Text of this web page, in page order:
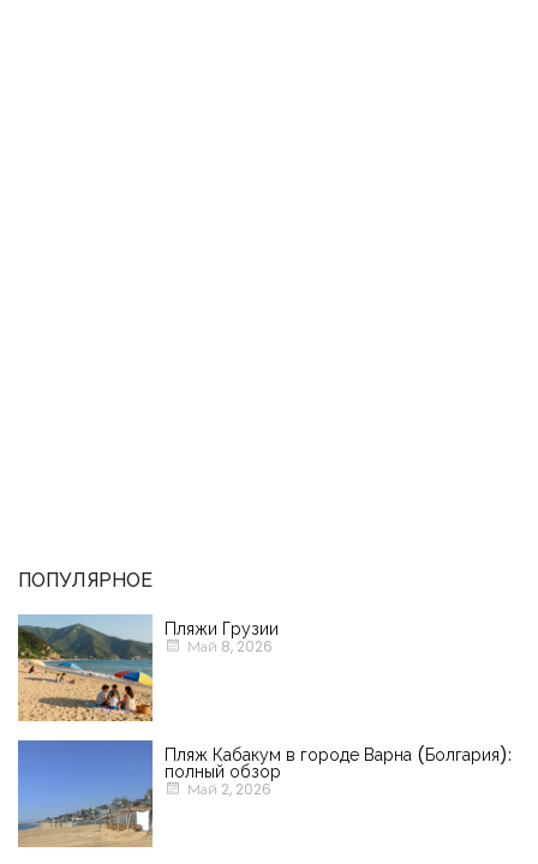
ПОПУЛЯРНОЕ
Пляжи Грузии
Май 8, 2026
Пляж Кабакум в городе Варна (Болгария):
полный обзор
Май 2, 2026